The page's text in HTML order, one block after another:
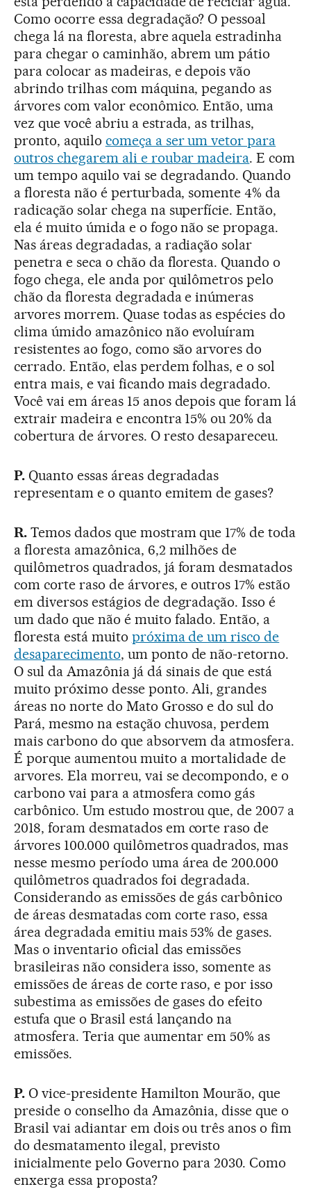
Como ocorre essa degradação? O pessoal
chega lá na floresta, abre aquela estradinha
para chegar o caminhão, abrem um pátio
para colocar as madeiras, e depois vão
abrindo trilhas com máquina, pegando as
árvores com valor econômico. Então, uma
vez que você abriu a estrada, as trilhas,
pronto, aquilo começa a ser um vetor para
outros chegarem ali e roubar madeira. E com
um tempo aquilo vai se degradando. Quando
a floresta não é perturbada, somente 4% da
radicação solar chega na superfície. Então,
ela é muito úmida e o fogo não se propaga.
Nas áreas degradadas, a radiação solar
penetra e seca o chão da floresta. Quando o
fogo chega, ele anda por quilômetros pelo
chão da floresta degradada e inúmeras
arvores morrem. Quase todas as espécies do
clima úmido amazônico não evoluíram
resistentes ao fogo, como são arvores do
cerrado. Então, elas perdem folhas, e o sol
entra mais, e vai ficando mais degradado.
Você vai em áreas 15 anos depois que foram lá
extrair madeira e encontra 15% ou 20% da
cobertura de árvores. O resto desapareceu.
P.Quanto essas áreas degradadas
representam e o quanto emitem de gases?
R. Temos dados que mostram que 17% de toda
a floresta amazônica, 6,2 milhões de
quilômetros quadrados, já foram desmatados
com corte raso de árvores, e outros 17% estão
em diversos estágios de degradação. Isso é
um dado que não é muito falado. Então, a
floresta está muito próxima de um risco de
desaparecimento, um ponto de não-retorno.
O sul da Amazônia já dá sinais de que está
muito próximo desse ponto. Ali, grandes
áreas no norte do Mato Grosso e do sul do
Pará, mesmo na estação chuvosa, perdem
mais carbono do que absorvem da atmosfera.
É porque aumentou muito a mortalidade de
arvores. Ela morreu, vai se decompondo, e o
carbono vai para a atmosfera como gás
carbônico. Um estudo mostrou que, de 2007 a
2018, foram desmatados em corte raso de
árvores 100.000 quilômetros quadrados, mas
nesse mesmo período uma área de 200.000
quilômetros quadrados foi degradada.
Considerando as emissões de gás carbônico
de áreas desmatadas com corte raso, essa
área degradada emitiu mais 53% de gases.
Mas o inventario oficial das emissões
brasileiras não considera isso, somente as
emissões de áreas de corte raso, e por isso
subestima as emissões de gases do efeito
estufa que o Brasil está lançando na
atmosfera. Teria que aumentar em 50% as
emissões.
P.O vice-presidente Hamilton Mourão, que
preside o conselho da Amazônia, disse que o
Brasil vai adiantar em dois ou três anos o fim
do desmatamento ilegal, previsto
inicialmente pelo Governo para 2030. Como
enxerga essa proposta?